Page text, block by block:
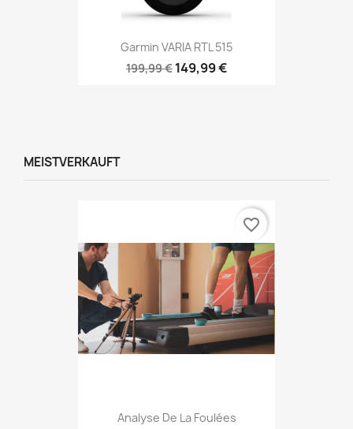
Garmin VARIA RTL 515
199,99 € 149,99 €
MEISTVERKAUFT
Analyse De La Foulées
favorite_border